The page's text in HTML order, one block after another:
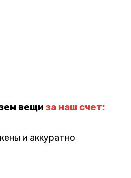
вещи за наш счет:
и аккуратно